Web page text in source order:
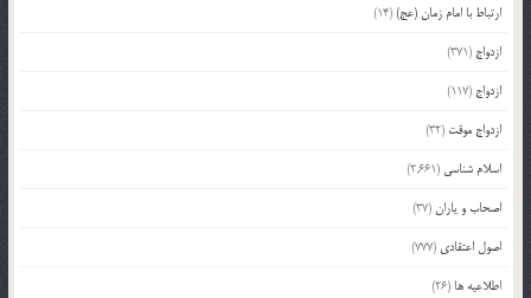
ارتباط با امام زمان (عج)(14)
ازدواج (371)
ازدواج (117)
ازدواج موقت (32)
اسلام شناسی (2,661)
اصحاب و یاران(37)
اصول اعتقادی (777)
اطلاعیه ها (26)